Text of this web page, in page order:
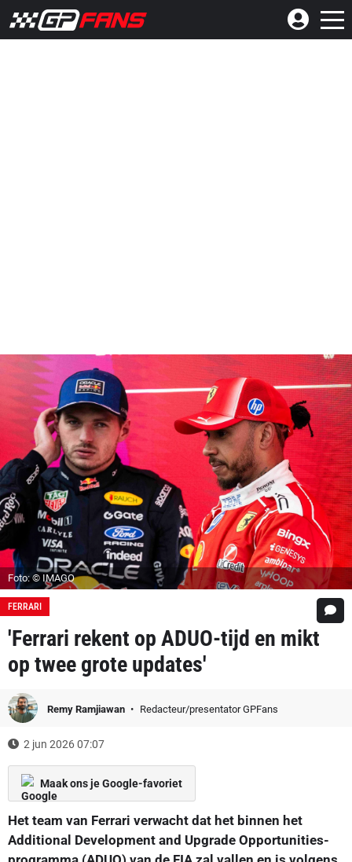
Foto: © IMAGO
FERRARI
'Ferrari rekent op ADUO-tijd en mikt
op twee grote updates'
Remy Ramjiawan Redacteur/presentator GPFans
2 jun 2026 07:07
Maak ons je Google-favoriet
Het team van Ferrari verwacht dat het binnen het
Additional Development and Upgrade Opportunities-